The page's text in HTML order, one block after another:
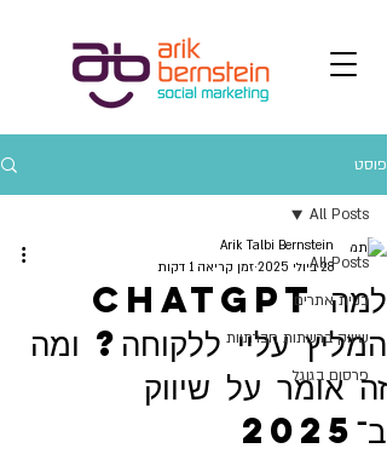
פוסט
All Posts
בניית אתרים
שיווק ברשתות חברתיות
פרסום בגוגל
All Posts
למה ChatGPT
המליץ עליי ללקוחה? ומה
זה אומר על שיווק
ב־2025
Arik Talbi Bernstein
28 ביולי 2025
זמן קריאה 1 דקות